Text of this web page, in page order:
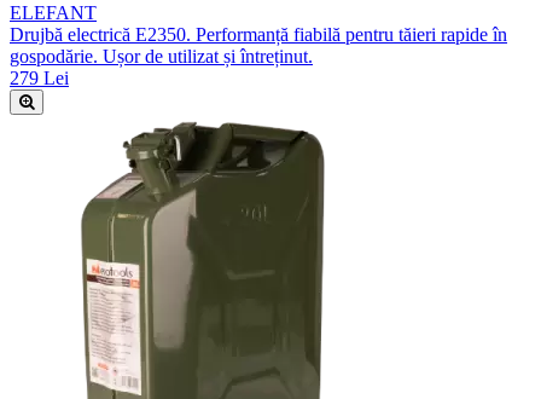
ELEFANT
Drujbă electrică E2350. Performanță fiabilă pentru tăieri rapide în
gospodărie. Ușor de utilizat și întreținut.
279 Lei